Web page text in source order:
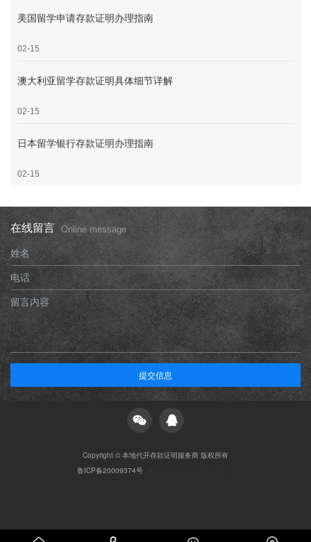
美国留学申请存款证明办理指南
02-15
澳大利亚留学存款证明具体细节详解
02-15
日本留学银行存款证明办理指南
02-15
在线留言 Online message
姓名
电话
留言内容
提交信息
Copyright © 本地代开存款证明服务商 版权所有
鲁ICP备20009374号